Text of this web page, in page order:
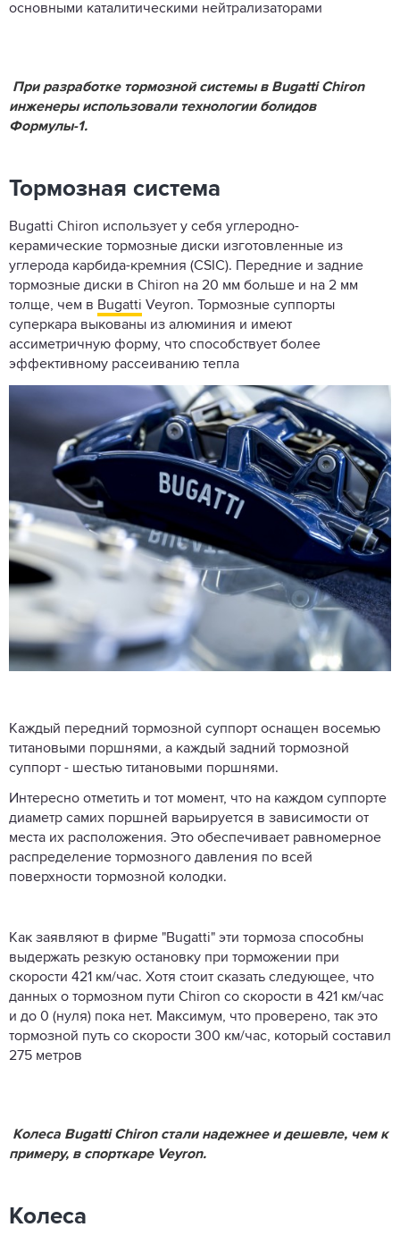
основными каталитическими нейтрализаторами
При разработке тормозной системы в Bugatti Chiron
инженеры использовали технологии болидов
Формулы-1.
Тормозная система
Bugatti Chiron использует у себя углеродно-
керамические тормозные диски изготовленные из
углерода карбида-кремния (CSIC). Передние и задние
тормозные диски в Chiron на 20 мм больше и на 2 мм
толще, чем в Bugatti Veyron. Тормозные суппорты
суперкара выкованы из алюминия и имеют
ассиметричную форму, что способствует более
эффективному рассеиванию тепла
Каждый передний тормозной суппорт оснащен восемью
титановыми поршнями, а каждый задний тормозной
суппорт - шестью титановыми поршнями.
Интересно отметить и тот момент, что на каждом суппорте
диаметр самих поршней варьируется в зависимости от
места их расположения. Это обеспечивает равномерное
распределение тормозного давления по всей
поверхности тормозной колодки.
Как заявляют в фирме "Bugatti" эти тормоза способны
выдержать резкую остановку при торможении при
скорости 421 км/час. Хотя стоит сказать следующее, что
данных о тормозном пути Chiron со скорости в 421 км/час
и до 0 (нуля) пока нет. Максимум, что проверено, так это
тормозной путь со скорости 300 км/час, который составил
275 метров
Колеса Bugatti Chiron стали надежнее и дешевле, чем к
примеру, в спорткаре Veyron.
Колеса